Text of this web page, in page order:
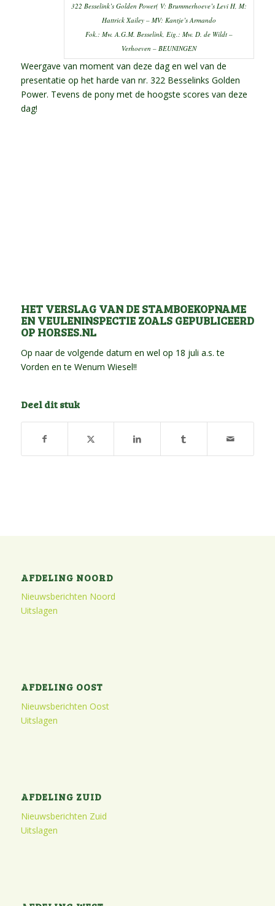
322 Besselink’s Golden Power( V: Brummerhoeve’s Levi H, M:
Hattrick Xailey – MV: Kantje’s Armando
Fok.: Mw. A.G.M. Besselink, Eig.: Mw. D. de Wildt –
Verhoeven – BEUNINGEN
Weergave van moment van deze dag en wel van de
presentatie op het harde van nr. 322 Besselinks Golden
Power. Tevens de pony met de hoogste scores van deze
dag!
HET VERSLAG VAN DE STAMBOEKOPNAME
EN VEULENINSPECTIE ZOALS GEPUBLICEERD
OP HORSES.NL
Op naar de volgende datum en wel op 18 juli a.s. te
Vorden en te Wenum Wiesel!!
Deel dit stuk
AFDELING NOORD
Nieuwsberichten Noord
Uitslagen
AFDELING OOST
Nieuwsberichten Oost
Uitslagen
AFDELING ZUID
Nieuwsberichten Zuid
Uitslagen